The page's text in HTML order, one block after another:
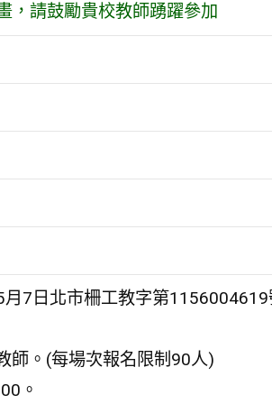
，請鼓勵貴校教師踴躍參加
7日北市柵工教字第1156004619
師。(每場次報名限制90人)
。